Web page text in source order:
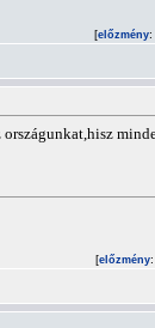
[előzmény
[előzmény